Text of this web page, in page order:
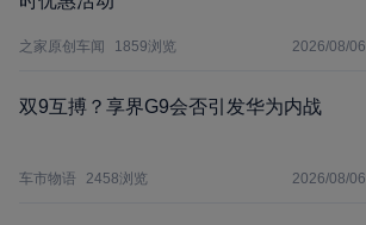
之家原创车闻 1859浏览 2026/08/06
双9互搏？享界G9会否引发华为内战
车市物语 2458浏览 2026/08/06